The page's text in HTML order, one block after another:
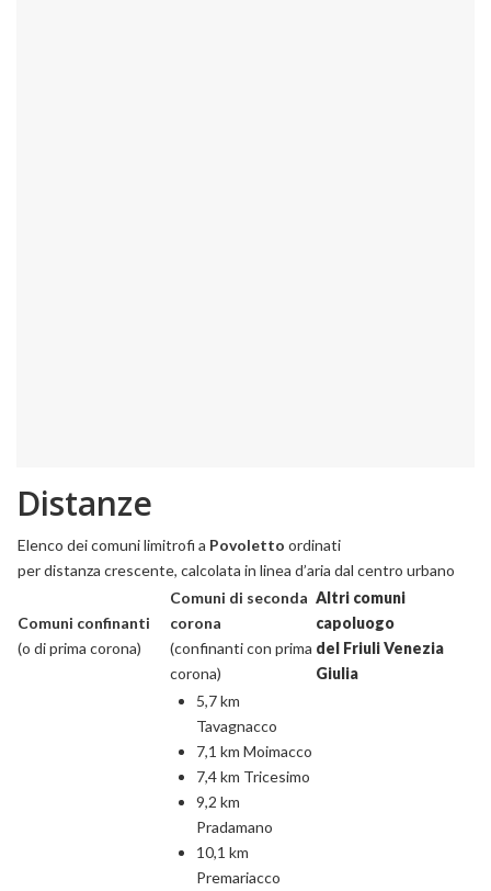
Distanze
Elenco dei comuni limitrofi a Povoletto ordinati
per distanza crescente, calcolata in linea d’aria dal centro urbano
Comuni confinanti
(o di prima corona)
Comuni di seconda
corona
(confinanti con prima
corona)
Altri comuni
capoluogo
del Friuli Venezia
Giulia
5,7 km
Tavagnacco
7,1 km Moimacco
7,4 km Tricesimo
9,2 km
Pradamano
10,1 km
Premariacco